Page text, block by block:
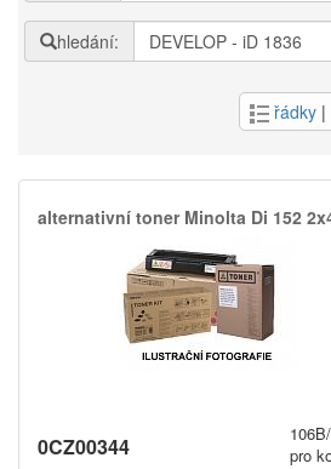
hledání:
řádky |
alternativní toner Minolta Di 152
0CZ00344
pro